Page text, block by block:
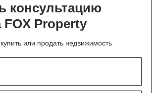
консультацию
FOX Property
или продать недвижимость